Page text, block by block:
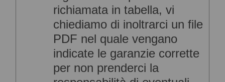
richiamata in tabella, vi
chiediamo di inoltrarci un file
PDF nel quale vengano
indicate le garanzie corrette
per non prenderci la